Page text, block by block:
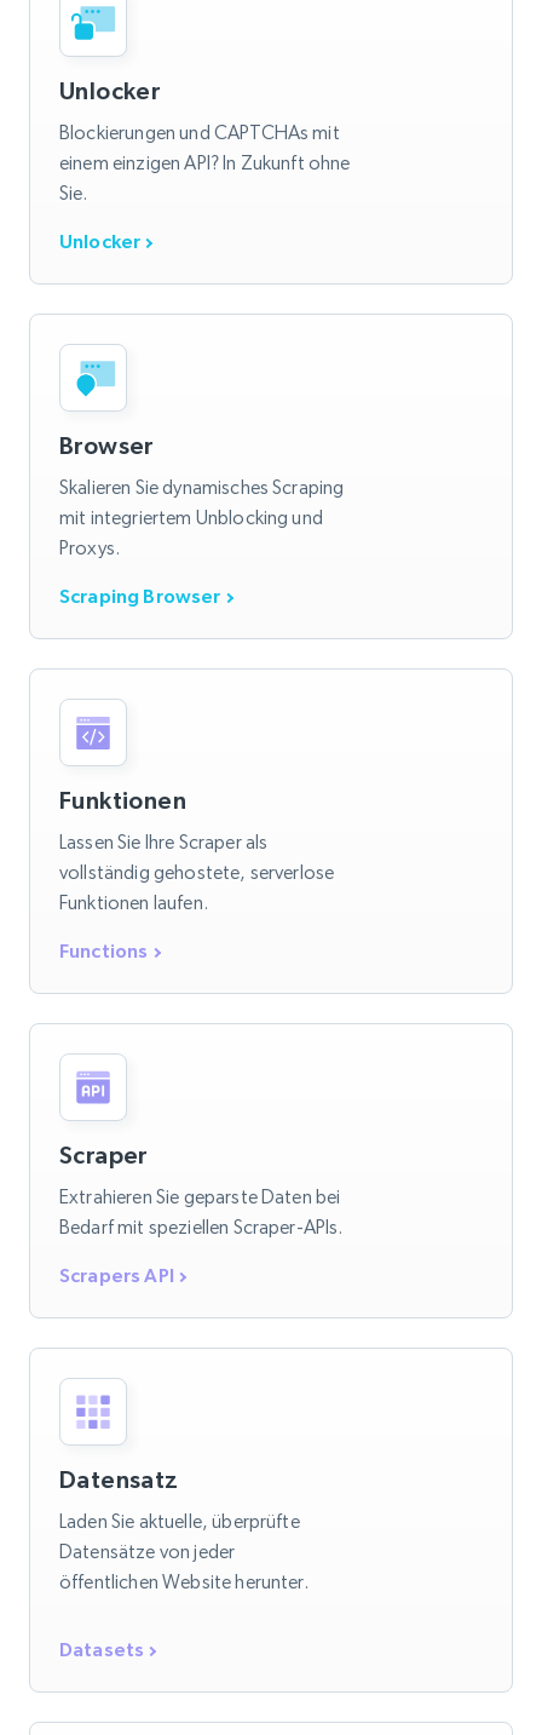
Unlocker
Blockierungen und CAPTCHAs mit
einem einzigen API? In Zukunft ohne
Sie.
Unlocker
Browser
Skalieren Sie dynamisches Scraping
mit integriertem Unblocking und
Proxys.
Scraping Browser
Funktionen
Lassen Sie Ihre Scraper als
vollständig gehostete, serverlose
Funktionen laufen.
Functions
Scraper
Extrahieren Sie geparste Daten bei
Bedarf mit speziellen Scraper-APIs.
Scrapers API
Datensatz
Laden Sie aktuelle, überprüfte
Datensätze von jeder
öffentlichen Website herunter.
Datasets